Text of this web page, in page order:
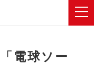
電球ソー